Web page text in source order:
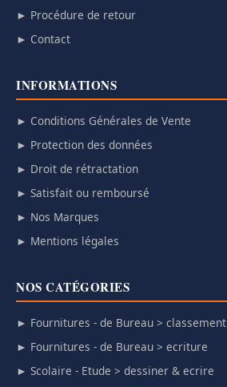
► Procédure de retour
► Contact
INFORMATIONS
► Conditions Générales de Vente
► Protection des données
► Droit de rétractation
► Satisfait ou remboursé
► Nos Marques
► Mentions légales
NOS CATÉGORIES
► Fournitures - de Bureau > classement
► Fournitures - de Bureau > ecriture
► Scolaire - Etude > dessiner & ecrire